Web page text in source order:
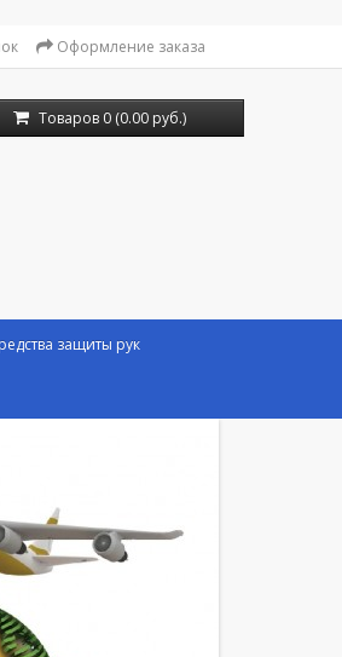
Оформление заказа
Товаров 0 (0.00 руб.)
защиты рук